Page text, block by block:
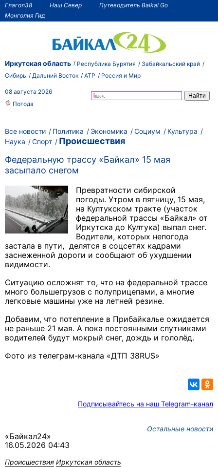
Глагол38 Наш Север
Путеводитель Baikal Go
Монголия Гид
Иркутская область Республика Бурятия
Забайкальский край
Сибирь
Дальний Восток АТР Россия и Мир
08 августа 2026
Погода
Все новости Политика Экономика Социум
Культура
Наука
Спорт
Происшествия
Федеральную трассу «Байкал» 15 мая
засыпало снегом
Превратности сибирской
погоды. Утром в пятницу, 15 мая,
на Култукском тракте (участок
федеральной трассы «Байкал» от
Иркутска до Култука) выпал снег.
Водители, которых непогода
застала в пути, делятся в соцсетях кадрами
заснеженной дороги и сообщают об ухудшении
видимости.
Ситуацию осложнят то, что на федеральной трассе
много большегрузов с полуприцепами, а многие
легковые машины уже на летней резине.
Добавим, что потепление в Прибайкалье ожидается
не раньше 21 мая. А пока постоянными спутниками
водителей будут мокрый снег, дождь и гололёд.
Фото из телеграм-канала «ДТП 38RUS»
Подписывайтесь на наш Telegram-канал
Остальные новости
«Байкал24»
16.05.2026 04:43
Происшествия Иркутская область